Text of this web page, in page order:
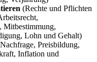
(Rechte und Pflichten
Mitbestimmung,
Lohn und Gehalt)
Preisbildung,
Inflation und